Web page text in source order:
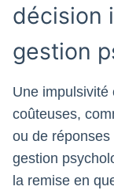
décision
gestion
Une impulsivité
coûteuses,
ou de
gestion
la remise en